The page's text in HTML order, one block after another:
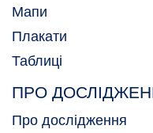
Мапи
Плакати
Таблиці
ПРО
Про дослідження